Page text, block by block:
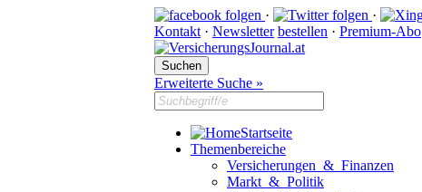
· ·
Kontakt · Newsletter bestellen · Premium-Abo
Erweiterte Suche »
Startseite
Themenbereiche
Versicherungen & Finanzen
Markt & Politik